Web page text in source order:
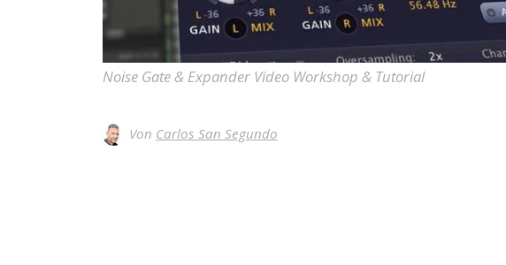
Noise Gate & Expander Video Workshop & Tutorial
Von Carlos San Segundo